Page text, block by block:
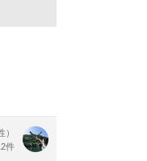
）
件